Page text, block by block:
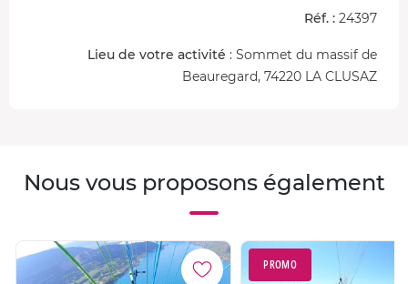
Réf. : 24397
Lieu de votre activité : Sommet du massif de
Beauregard, 74220 LA CLUSAZ
Nous vous proposons également
PROMO